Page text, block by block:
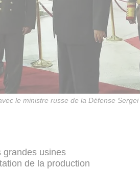
le ministre russe de la Défense
grandes usines
de la production